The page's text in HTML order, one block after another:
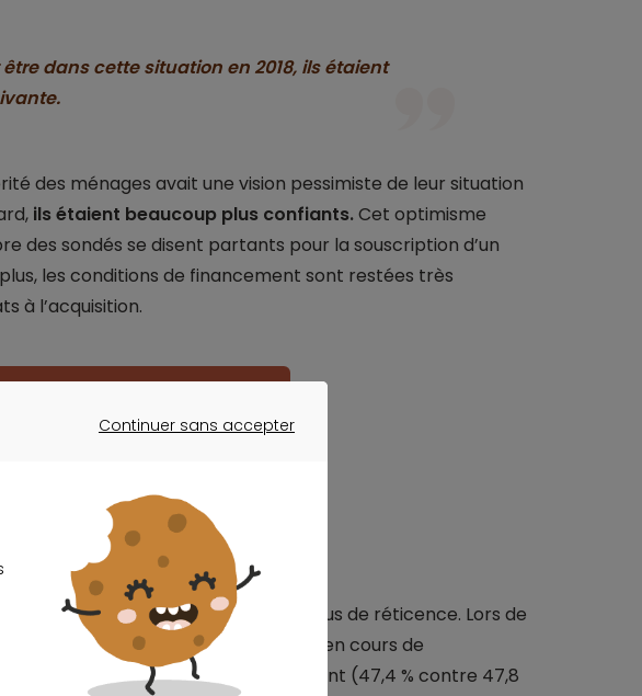
être dans cette situation en 2018, ils étaient
des ménages avait une vision pessimiste de leur situation
ils étaient beaucoup plus confiants.Cet optimisme
des sondés se disent partants pour la souscription d’un
les conditions de financement sont restées très
à l’acquisition.
à la consommation
, les Français ont montré plus de réticence. Lors de
possédant un crédit conso en cours de
tassé par rapport à l’année d’avant (47,4 % contre 47,8
Continuer sans accepter